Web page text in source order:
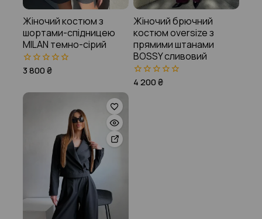
Жіночий костюм з
шортами-спідницею
MILAN темно-сірий
0
3 800₴
Жіночий брючний
костюм oversize з
прямими штанами
BOSSY сливовий
0
4 200₴